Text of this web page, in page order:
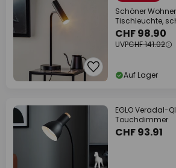
Schöner
Tischleuchte,
CHF 98.90
UVPCHF 141.02
Auf Lager
EGLO Veradal-
Touchdimmer
CHF 93.91